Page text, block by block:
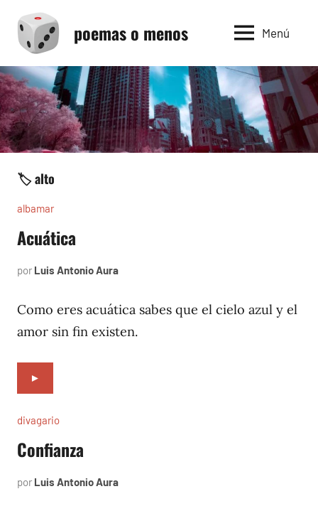
contenido
poemas o menos Menú
🏷️ alto
albamar
Acuática
por Luis Antonio Aura
1996
Como eres acuática sabes que el cielo azul y el
amor sin fin existen.
►
divagario
Confianza
por Luis Antonio Aura